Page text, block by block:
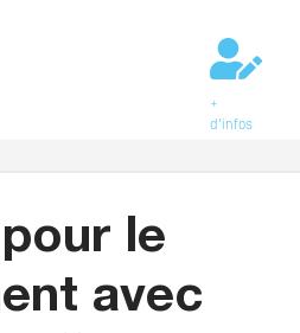
+
d'infos
le
avec